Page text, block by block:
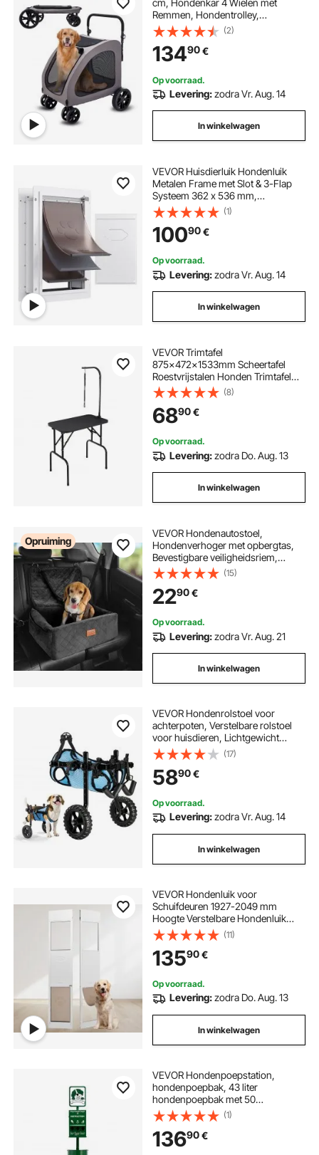
cm, Hondenkar 4 Wielen met
Remmen, Hondentrolley,
Hondentrolley tot 73 kg
Draagvermogen, Ademende Mesh
Vensters, Verstelbare Hoogte,
600D Oxford Stof, voor Honden,
Huisdieren
(2)
13490€
Op voorraad.
Levering:zodra Vr. Aug. 14
In winkelwagen
VEVOR Huisdierluik Hondenluik
Metalen Frame met Slot & 3-Flap
Systeem 362 x 536 mm,
Weerbestendig Hondenluik
Huisdierluik Geschikt voor Katten
Honden Kittens (Wit-L) Eenvoudige
Installatie
(1)
10090€
Op voorraad.
Levering:zodra Vr. Aug. 14
In winkelwagen
VEVOR Trimtafel
875x472x1533mm Scheertafel
Roestvrijstalen Honden Trimtafel
Draagvermogen 99,8kg Kaptafel
Hond Opvouwbare Trimtafel voor
Huisdieren 807,7x459,7mm
Bureaublad Ideaal voor Baden
Trimmen Drogen Borstelen
(8)
6890€
Op voorraad.
Levering:zodra Do. Aug. 13
In winkelwagen
Opruiming
VEVOR Hondenautostoel,
Hondenverhoger met opbergtas,
Bevestigbare veiligheidsriem,
Vulling van spons en PP-katoen,
Hondenautobed ​​voor kleine en
middelgrote honden tot 18 kg,
Zwart
(15)
2290€
Op voorraad.
Levering:zodra Vr. Aug. 21
In winkelwagen
VEVOR Hondenrolstoel voor
achterpoten, Verstelbare rolstoel
voor huisdieren, Lichtgewicht
hondenkar met
schokabsorberende wielen,
Loophulpmiddel voor
gehandicapte, verlamde en
gewonde honden tot 10 kg, S
(17)
5890€
Op voorraad.
Levering:zodra Vr. Aug. 14
In winkelwagen
VEVOR Hondenluik voor
Schuifdeuren 1927-2049 mm
Hoogte Verstelbare Hondenluik
Schuifdeuren, Gehard Glazen
Huisdierenluik met Aluminium
Frame & Scharnierconstructie, Klep
en Slot voor Grote Honden
(11)
13590€
Op voorraad.
Levering:zodra Do. Aug. 13
In winkelwagen
VEVOR Hondenpoepstation,
hondenpoepbak, 43 liter
hondenpoepbak met 50
vuilniszakken, zakjesdispenser en
600 poepzakjes,
hondenpoepafvoersysteem voor
buitengebruik in de achtertuin
(1)
13690€